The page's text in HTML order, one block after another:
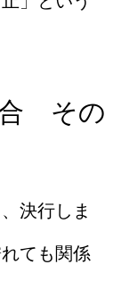
合 その
決行しま
ても関係